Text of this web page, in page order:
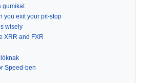
gumikat
you exit your pit-stop
wisely
XRR and FXR
Speed-ben